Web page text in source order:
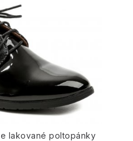
lakované poltopánky